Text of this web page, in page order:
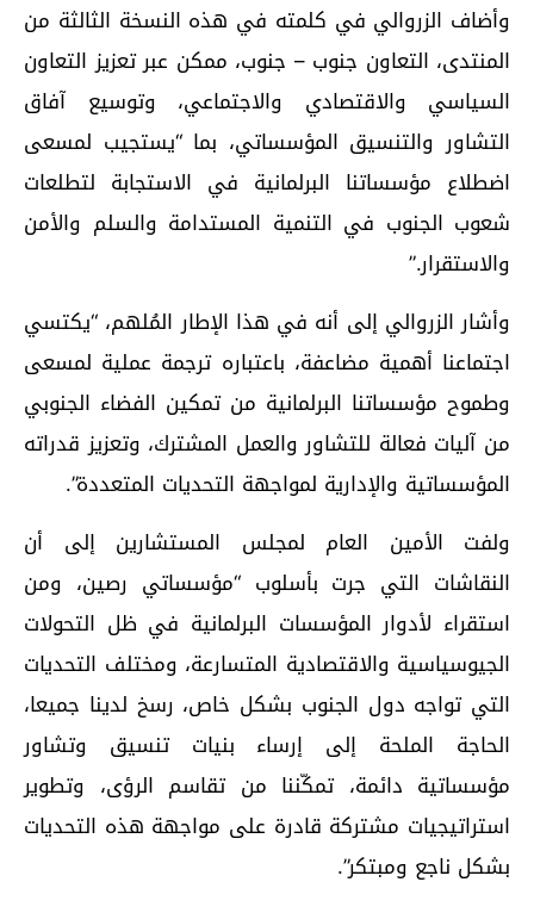
وأضاف الزروالي في كلمته في هذه النسخة الثالثة من
المنتدى، التعاون جنوب – جنوب، ممكن عبر تعزيز التعاون
السياسي والاقتصادي والاجتماعي، وتوسيع آفاق
التشاور والتنسيق المؤسساتي، بما “يستجيب لمسعى
اضطلاع مؤسساتنا البرلمانية في الاستجابة لتطلعات
شعوب الجنوب في التنمية المستدامة والسلم والأمن
والاستقرار.”
وأشار الزروالي إلى أنه في هذا الإطار المُلهم، “يكتسي
اجتماعنا أهمية مضاعفة، باعتباره ترجمة عملية لمسعى
وطموح مؤسساتنا البرلمانية من تمكين الفضاء الجنوبي
من آليات فعالة للتشاور والعمل المشترك، وتعزيز قدراته
المؤسساتية والإدارية لمواجهة التحديات المتعددة”.
ولفت الأمين العام لمجلس المستشارين إلى أن
النقاشات التي جرت بأسلوب “مؤسساتي رصين، ومن
استقراء لأدوار المؤسسات البرلمانية في ظل التحولات
الجيوسياسية والاقتصادية المتسارعة، ومختلف التحديات
التي تواجه دول الجنوب بشكل خاص، رسخ لدينا جميعا،
الحاجة الملحة إلى إرساء بنيات تنسيق وتشاور
مؤسساتية دائمة، تمكّننا من تقاسم الرؤى، وتطوير
استراتيجيات مشتركة قادرة على مواجهة هذه التحديات
بشكل ناجع ومبتكر”.